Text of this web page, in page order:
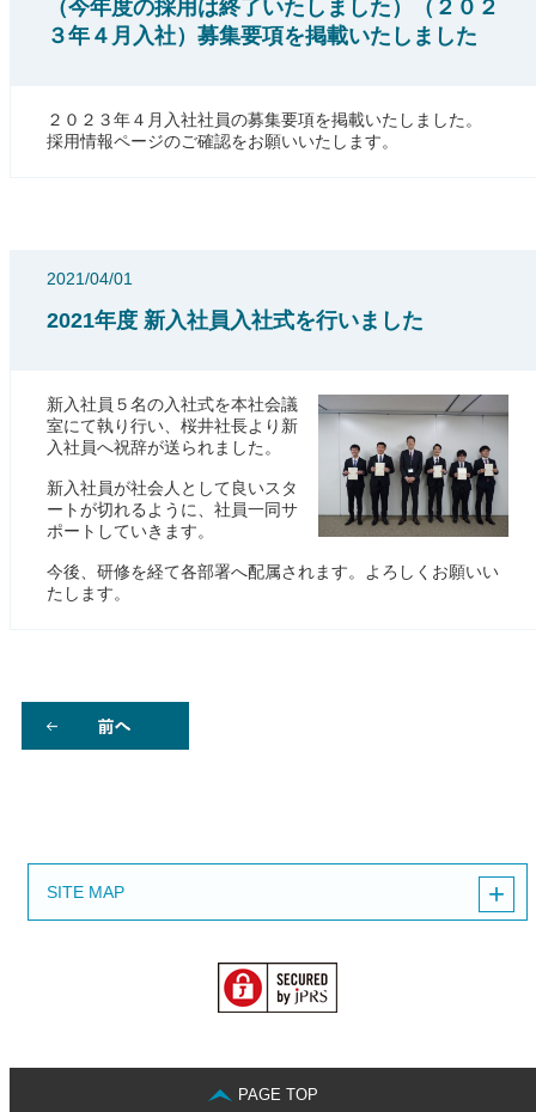
（今年度の採用は終了いたしました）（２０２
３年４月入社）募集要項を掲載いたしました
２０２３年４月入社社員の募集要項を掲載いたしました。
採用情報ページのご確認をお願いいたします。
2021/04/01
2021年度 新入社員入社式を行いました
新入社員５名の入社式を本社会議
室にて執り行い、桜井社長より新
入社員へ祝辞が送られました。
新入社員が社会人として良いスタ
ートが切れるように、社員一同サ
ポートしていきます。
今後、研修を経て各部署へ配属されます。よろしくお願いい
たします。
SITE MAP
PAGE TOP